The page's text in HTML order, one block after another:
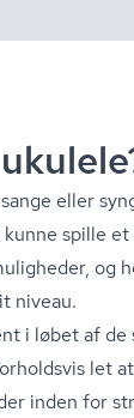
eller
spille
og
niveau.
i løbet af de
let
inden for